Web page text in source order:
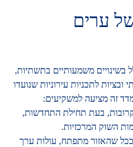
ערים
בשינויים משמעותיים בתשתיות,
לתכניות עירוניות שנועדו
זה מציעה למשקיעים:
בעת תחילת התחדשות,
השוק המרכזיות.
שהאזור מתפתח, עולות ערך